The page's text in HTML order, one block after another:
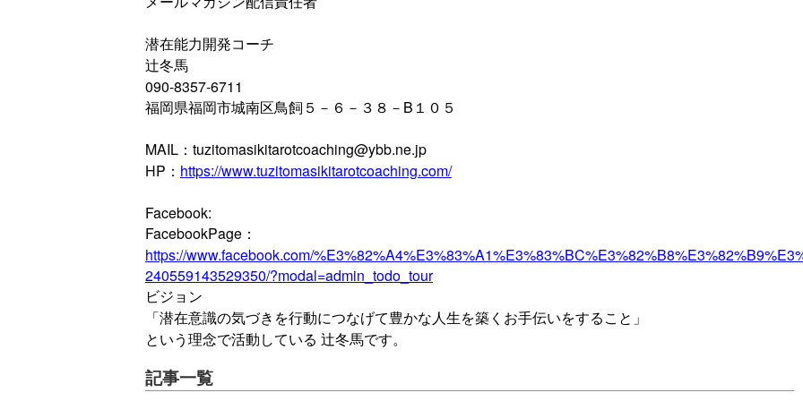
潜在能力開発コーチ
辻冬馬
090-8357-6711
福岡県福岡市城南区鳥飼５－６－３８－B１０５
MAIL：tuzitomasikitarotcoaching@ybb.ne.jp
HP： https://www.tuzitomasikitarotcoaching.com/
Facebook:
FacebookPage：
https://www.facebook.com/
240559143529350/?modal=admin_todo_tour
ビジョン
「潜在意識の気づきを行動につなげて豊かな人生を築くお手伝いをすること」
という理念で活動している 辻冬馬です。
記事一覧